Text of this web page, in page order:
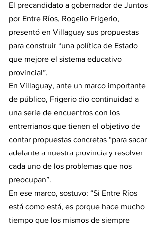
El precandidato a gobernador de Juntos
por Entre Ríos, Rogelio Frigerio,
presentó en Villaguay sus propuestas
para construir “una política de Estado
que mejore el sistema educativo
provincial”.
En Villaguay, ante un marco importante
de público, Frigerio dio continuidad a
una serie de encuentros con los
entrerrianos que tienen el objetivo de
contar propuestas concretas “para sacar
adelante a nuestra provincia y resolver
cada uno de los problemas que nos
preocupan”.
En ese marco, sostuvo: “Si Entre Ríos
está como está, es porque hace mucho
tiempo que los mismos de siempre